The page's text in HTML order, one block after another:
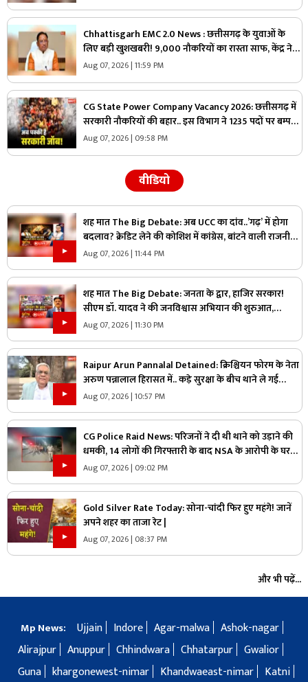
Chhattisgarh EMC 2.0 News : छत्तीसगढ़ के युवाओं के
लिए बड़ी खुशखबरी! 9,000 नौकरियों का रास्ता साफ, केंद्र ने
दी मेगा प्रोजेक्ट को मंजूरी
Aug 07, 2026 | 11:59 PM
CG State Power Company Vacancy 2026: छत्तीसगढ़ में
सरकारी नौकरियों की बहार.. इस विभाग ने 1235 पदों पर बम्पर
भर्ती, डाटा एंट्री ऑपरेटर के ही 400 पद
Aug 07, 2026 | 09:58 PM
वीडियो
शह मात The Big Debate: अब UCC का दांव..’गढ़’ में होगा
बदलाव? क्रेडिट लेने की कोशिश में कांग्रेस, बांटने वाली राजनीति
पर क्या है सरकार का जवाब?
Aug 07, 2026 | 11:44 PM
शह मात The Big Debate: जनता के द्वार, हाजिर सरकार!
सीएम डॉ. यादव ने की जनविश्वास अभियान की शुरुआत,
जनविश्वास मुहीम से क्या मजबूत होगी जमीनी पकड़
Aug 07, 2026 | 11:30 PM
Raipur Arun Pannalal Detained: क्रिश्चियन फोरम के नेता
अरुण पन्नालाल हिरासत में.. कड़े सुरक्षा के बीच थाने ले गई
पुलिस, जानें क्या है आरोप
Aug 07, 2026 | 10:57 PM
CG Police Raid News: परिजनों ने दी थी थाने को उड़ाने की
धमकी, 14 लोगों की गिरफ्तारी के बाद NSA के आरोपी के घर
पुलिस ने मारा छापा, जांच में मिली ये चौंकाने वाली चीज
Aug 07, 2026 | 09:02 PM
Gold Silver Rate Today: सोना-चांदी फिर हुए महंगे! जानें
अपने शहर का ताजा रेट |
Aug 07, 2026 | 08:37 PM
और भी पढ़ें...
Mp News: Ujjain Indore Agar-malwa Ashok-nagar
Alirajpur Anuppur Chhindwara Chhatarpur Gwalior
Guna khargonewest-nimar Khandwaeast-nimar
Katni